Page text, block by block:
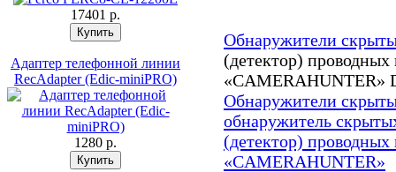
17401 p.
Адаптер телефонной линии
RecAdapter (Edic-miniPRO)
1280 p.
Обнаружители
(детектор)
«CAMERAHUNTER»
Обнаружители
обнаружитель
(детектор)
«CAMERAHUNTER»